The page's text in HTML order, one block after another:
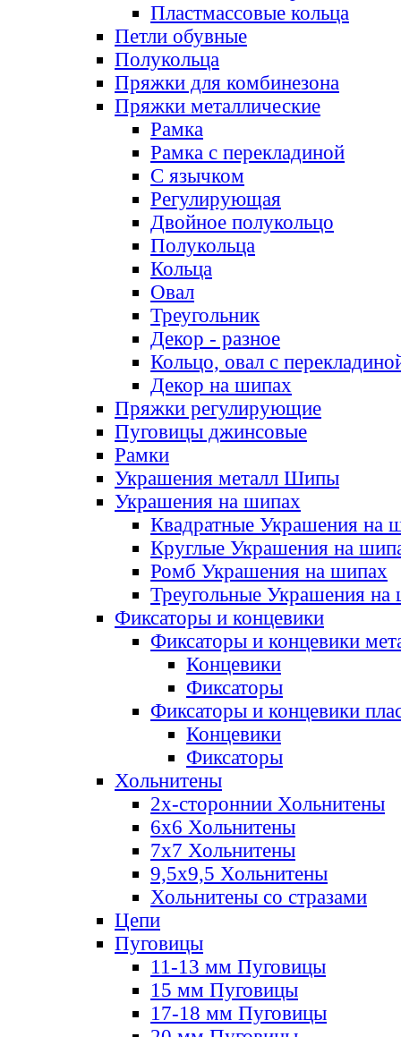
Пластмассовые кольца
Петли обувные
Полукольца
Пряжки для комбинезона
Пряжки металлические
Рамка
Рамка с перекладиной
С язычком
Регулирующая
Двойное полукольцо
Полукольца
Кольца
Овал
Треугольник
Декор - разное
Кольцо, овал с
Декор на шипах
Пряжки регулирующие
Пуговицы джинсовые
Рамки
Украшения металл Шипы
Украшения на шипах
Квадратные Украшения на
Круглые Украшения на
Ромб Украшения на шипах
Треугольные Украшения на
Фиксаторы и концевики
Фиксаторы и концевики
Концевики
Фиксаторы
Фиксаторы и концевики
Концевики
Фиксаторы
Хольнитены
2х-стороннии Хольнитены
6х6 Хольнитены
7х7 Хольнитены
9,5х9,5 Хольнитены
Хольнитены со стразами
Цепи
Пуговицы
11-13 мм Пуговицы
15 мм Пуговицы
17-18 мм Пуговицы